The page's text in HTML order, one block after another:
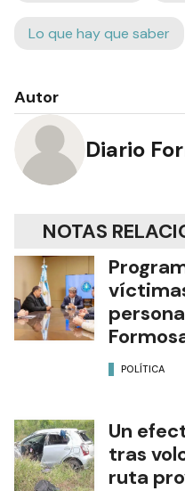
Lo que hay que saber
Autor
Diario
NOTAS
POLÍTICA
Un
tras
ruta